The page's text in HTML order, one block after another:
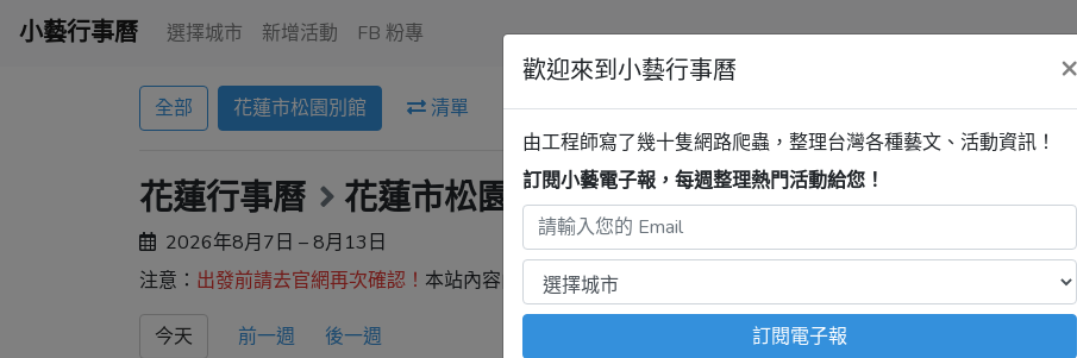
小藝行事曆 選擇城市 新增活動 FB 粉專
全部 花蓮市松園別館 清單
花蓮行事曆 花蓮市松園別館 最新活動
2026年8月7日 – 8月13日
注意： 出發前請去官網再次確認！ 本站內容由程式自動抓取，沒有算到 移
今天 前一週 後一週
歡迎來到小藝行事曆 ×
由工程師寫了幾十隻網路爬蟲，整理台灣各種藝文、活動資訊！
訂閱小藝電子報，每週整理熱門活動給您！
訂閱電子報